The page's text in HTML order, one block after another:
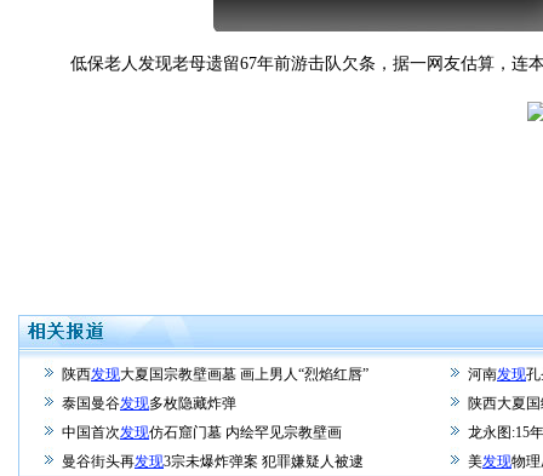
低保老人发现老母遗留67年前游击队欠条，据一网友估算，连
陕西发现大夏国宗教壁画墓 画上男人“烈焰红唇” 河南发现孔
泰国曼谷发现多枚隐藏炸弹
陕西大夏
中国首次发现仿石窟门墓 内绘罕见宗教壁画
龙永图:15
曼谷街头再发现3宗未爆炸弹案 犯罪嫌疑人被逮 美发现物